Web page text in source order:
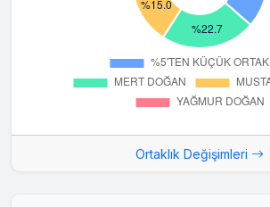
Şirketimiz ile yurtiçi merkezli iki firma
2024 tarihlerinde KDV hariç 26.970.780
dokuzyüzyetmişbin yediyüzseksen Türk
kapasite çalışmaya devam etmektedir.
yatırımcılarımızın bilgisine sunarız.
Ortaklık Değişimleri